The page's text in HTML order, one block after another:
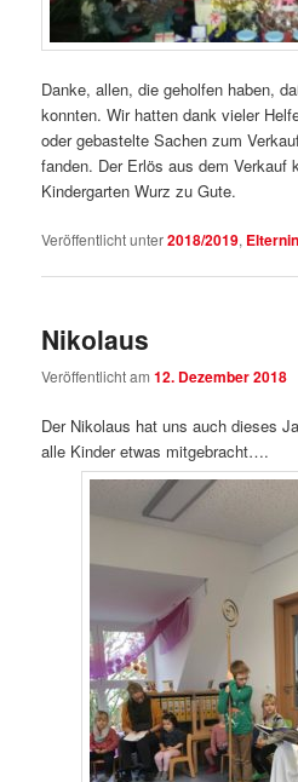
Danke, allen, die geholfen haben,
konnten. Wir hatten dank vieler
oder gebastelte Sachen zum
fanden. Der Erlös aus dem Verkauf
Kindergarten Wurz zu Gute.
Veröffentlicht unter2018/2019,
Nikolaus
Veröffentlicht am12. Dezember 2018
Der Nikolaus hat uns auch dieses
alle Kinder etwas mitgebracht….